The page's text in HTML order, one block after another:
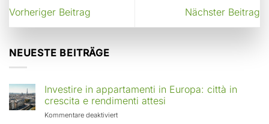
Vorheriger Beitrag Nächster Beitrag
NEUESTE BEITRÄGE
Investire in appartamenti in Europa: città in
crescita e rendimenti attesi
Kommentare deaktiviertfür